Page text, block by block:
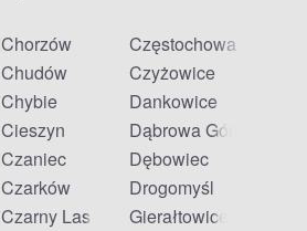
Chorzów
Chudów
Chybie
Cieszyn
Czaniec
Czarków
Czarny Las
Częstochowa
Czyżowice
Dankowice
Dąbrowa Górnicza
Dębowiec
Drogomyśl
Gierałtowice